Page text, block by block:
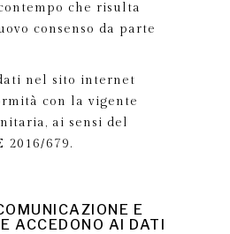
che risulta
consenso da parte
nel sito internet
con la vigente
ai sensi del
2016/679.
E
ACCEDONO AI DATI